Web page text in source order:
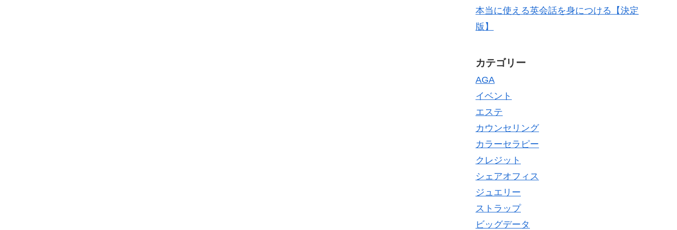
本当に使える英会話を身につける【決定
版】
カテゴリー
AGA
イベント
エステ
カウンセリング
カラーセラピー
クレジット
シェアオフィス
ジュエリー
ストラップ
ビッグデータ